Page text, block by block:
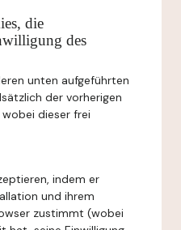
die
des
unten aufgeführten
der vorherigen
wobei dieser frei
indem er
und ihrem
zustimmt (wobei